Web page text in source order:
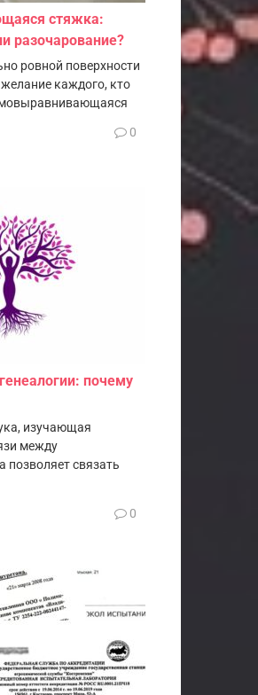
стяжка:
разочарование?
ровной поверхности
желание каждого, кто
0
почему
изучающая
между
позволяет связать
0